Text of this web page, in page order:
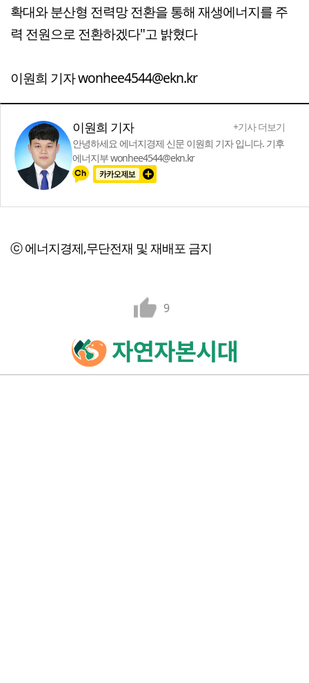
확대와 분산형 전력망 전환을 통해 재생에너지를 주
력 전원으로 전환하겠다"고 밝혔다
이원희 기자 wonhee4544@ekn.kr
이원희 기자
+기사 더보기
안녕하세요 에너지경제 신문 이원희 기자 입니다. 기후
에너지부 wonhee4544@ekn.kr
ⓒ 에너지경제,무단전재 및 재배포 금지
9